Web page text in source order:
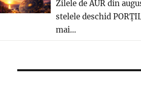
Zilele de AUR din
stelele deschid
mai...